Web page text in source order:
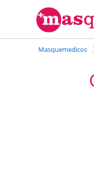
Masquemedicos